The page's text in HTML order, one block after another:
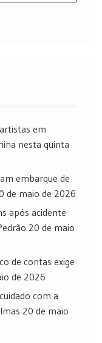
em
nesta quinta
embarque de
de maio de 2026
após acidente
20 de maio
de contas exige
de 2026
com a
20 de maio